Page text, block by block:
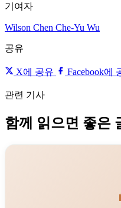
기여자
Wilson Chen Che-Yu Wu
공유
X에 공유 Facebook에
관련 기사
함께 읽으면 좋은